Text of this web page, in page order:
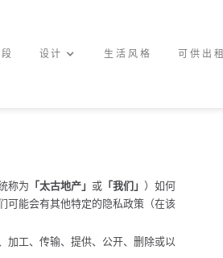
设计 生活风格 可供出租
称为 「太古地产」 或 「我们」 ）如何
可能会有其他特定的隐私政策（在该
加工、传输、提供、公开、删除或以